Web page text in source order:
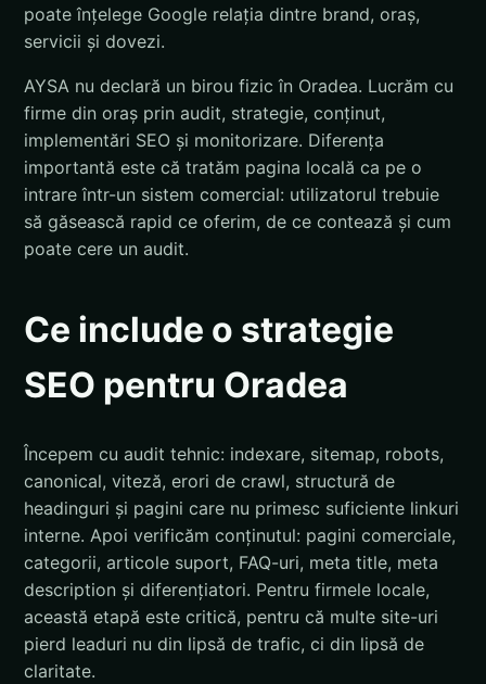
poate înțelege Google relația dintre brand, oraș,
servicii și dovezi.
AYSA nu declară un birou fizic în Oradea. Lucrăm cu
firme din oraș prin audit, strategie, conținut,
implementări SEO și monitorizare. Diferența
importantă este că tratăm pagina locală ca pe o
intrare într-un sistem comercial: utilizatorul trebuie
să găsească rapid ce oferim, de ce contează și cum
poate cere un audit.
Ce include o strategie
SEO pentru Oradea
Începem cu audit tehnic: indexare, sitemap, robots,
canonical, viteză, erori de crawl, structură de
headinguri și pagini care nu primesc suficiente linkuri
interne. Apoi verificăm conținutul: pagini comerciale,
categorii, articole suport, FAQ-uri, meta title, meta
description și diferențiatori. Pentru firmele locale,
această etapă este critică, pentru că multe site-uri
pierd leaduri nu din lipsă de trafic, ci din lipsă de
claritate.